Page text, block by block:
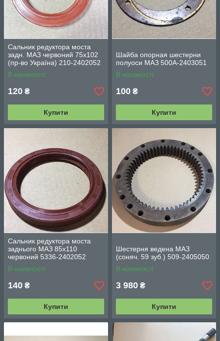
Сальник редуктора моста
задн. МАЗ червоний 75х102
(пр-во Україна) 210-2402052
В наявності
120 ₴
Купити
Шайба опорная шестерни
полуоси МАЗ 500А-2403051
В наявності
100 ₴
Купити
Сальник редуктора моста
заднього МАЗ 85х110
червоний 5336-2402052
В наявності
140 ₴
Купити
Шестерня ведена МАЗ
(соняч. 59 зуб.) 509-2405050
В наявності
3 980 ₴
Купити